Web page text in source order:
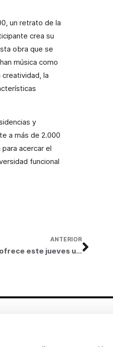
un retrato de la
crea su
obra que se
música como
creatividad, la
y
a más de 2.000
acercar el
funcional
ANTERIOR
Fundación Bancaja ofrece este jueves un espectáculo gratuito de títeres y música